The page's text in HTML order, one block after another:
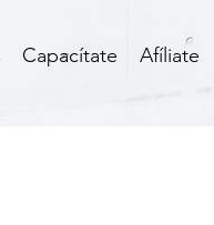
Capacítate Afíliate